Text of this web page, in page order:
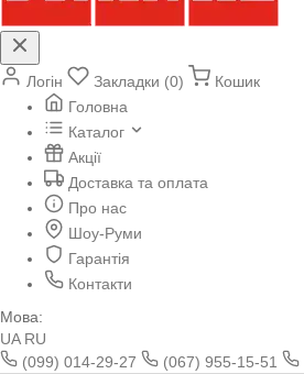
Логін Закладки (0)
Кошик
Головна
Каталог
Акції
Доставка та оплата
Про нас
Шоу-Руми
Гарантія
Контакти
Мова:
UA RU
(099) 014-29-27
(067) 955-15-51